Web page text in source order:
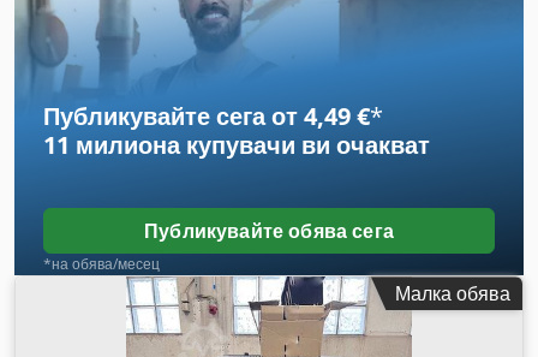
Публикувайте сега от 4,49 €*
11 милиона купувачи ви очакват
Публикувайте обява сега
*на обява/месец
Малка обява